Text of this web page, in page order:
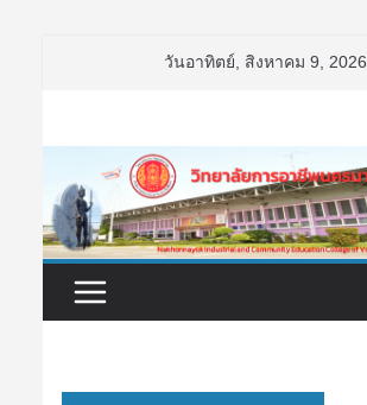
วันอาทิตย์, สิงหาคม 9, 2026